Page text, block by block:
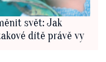
svět: Jak
dítě právě vy